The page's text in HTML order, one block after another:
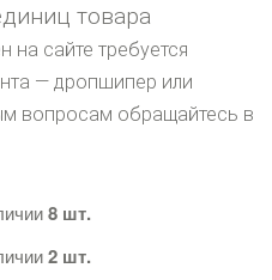
товара
на сайте требуется
— дропшипер или
вопросам обращайтесь в
8 шт.
2 шт.